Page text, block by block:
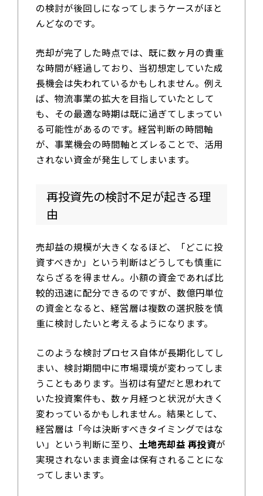
の検討が後回しになってしまうケースがほと
んどなのです。
売却が完了した時点では、既に数ヶ月の貴重
な時間が経過しており、当初想定していた成
長機会は失われているかもしれません。例え
ば、物流事業の拡大を目指していたとして
も、その最適な時期は既に過ぎてしまってい
る可能性があるのです。経営判断の時間軸
が、事業機会の時間軸とズレることで、活用
されない資金が発生してしまいます。
再投資先の検討不足が起きる理
由
売却益の規模が大きくなるほど、「どこに投
資すべきか」という判断はどうしても慎重に
ならざるを得ません。小額の資金であれば比
較的迅速に配分できるのですが、数億円単位
の資金となると、経営層は複数の選択肢を慎
重に検討したいと考えるようになります。
このような検討プロセス自体が長期化してし
まい、検討期間中に市場環境が変わってしま
うこともあります。当初は有望だと思われて
いた投資案件も、数ヶ月経つと状況が大きく
変わっているかもしれません。結果として、
経営層は「今は決断すべきタイミングではな
い」という判断に至り、
土地売却益 再投資が
実現されないまま資金は保有されることにな
ってしまいます。